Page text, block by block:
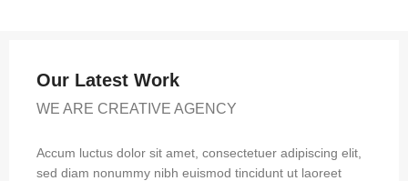
Our Latest Work
WE ARE CREATIVE AGENCY
Accum luctus dolor sit amet, consectetuer adipiscing elit,
sed diam nonummy nibh euismod tincidunt ut laoreet